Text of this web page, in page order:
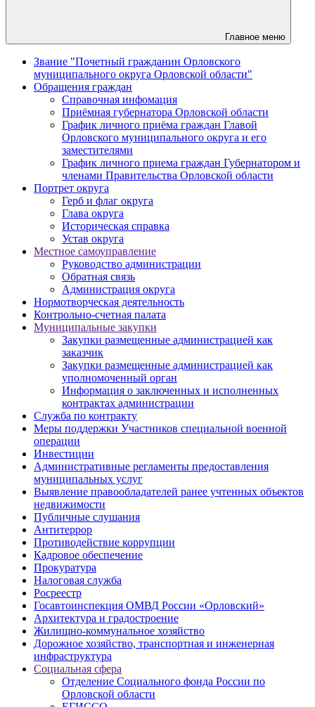
Главное меню
Звание "Почетный гражданин Орловского
муниципального округа Орловской области"
Обращения граждан
Справочная инфомация
Приёмная губернатора Орловской области
График личного приёма граждан Главой
Орловского муниципального округа и его
заместителями
График личного приема граждан Губернатором и
членами Правительства Орловской области
Портрет округа
Герб и флаг округа
Глава округа
Историческая справка
Устав округа
Местное самоуправление
Руководство администрации
Обратная связь
Администрация округа
Нормотворческая деятельность
Контрольно-счетная палата
Муниципальные закупки
Закупки размещенные администрацией как
заказчик
Закупки размещенные администрацией как
уполномоченный орган
Информация о заключенных и исполненных
контрактах администрации
Служба по контракту
Меры поддержки Участников специальной военной
операции
Инвестиции
Административные регламенты предоставления
муниципальных услуг
Выявление правообладателей ранее учтенных объектов
недвижимости
Публичные слушания
Антитеррор
Противодействие коррупции
Кадровое обеспечение
Прокуратура
Налоговая служба
Росреестр
Госавтоинспекция ОМВД России «Орловский»
Архитектура и градостроение
Жилищно-коммунальное хозяйство
Дорожное хозяйство, транспортная и инженерная
инфраструктура
Социальная сфера
Отделение Социального фонда России по
Орловской области